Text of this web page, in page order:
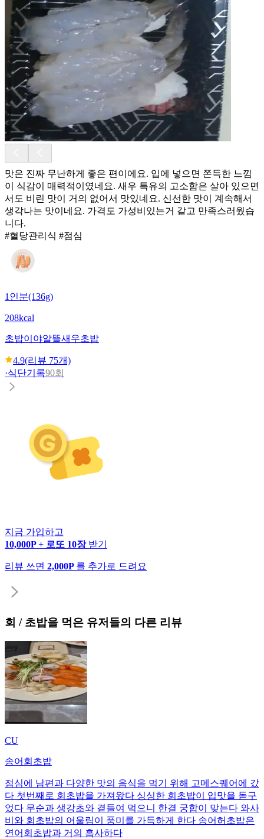
맛은 진짜 무난하게 좋은 편이에요. 입에 넣으면 쫀득한 느낌
이 식감이 매력적이였네요. 새우 특유의 고소함은 살아 있으면
서도 비린 맛이 거의 없어서 맛있네요. 신선한 맛이 계속해서
생각나는 맛이네요. 가격도 가성비있는거 같고 만족스러웠습
니다.
#혈당관리식 #점심
1인분(136g)
208kcal
초밥이야알뜰새우초밥
4.9(리뷰 75개)
·식단기록90회
지금 가입하고
10,000P + 로또 10장 받기
리뷰 쓰면 2,000P 를 추가로 드려요
회 / 초밥을 먹은 유저들의 다른 리뷰
CU
송어회초밥
점심에 남편과 다양한 맛의 음식을 먹기 위해 고메스퀘어에 갔
다 첫번째로 회초밥을 가져왔다 싱싱한 회초밥이 입맛을 돋구
었다 무순과 생강초와 곁들여 먹으니 한결 궁합이 맞는다 와사
비와 회초밥의 어울림이 풍미를 가득하게 한다 송어허초밥은
연어회초밥과 거의 흡사하다